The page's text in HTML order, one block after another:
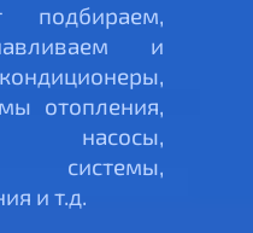
и
отопления,
системы,
и т.д.